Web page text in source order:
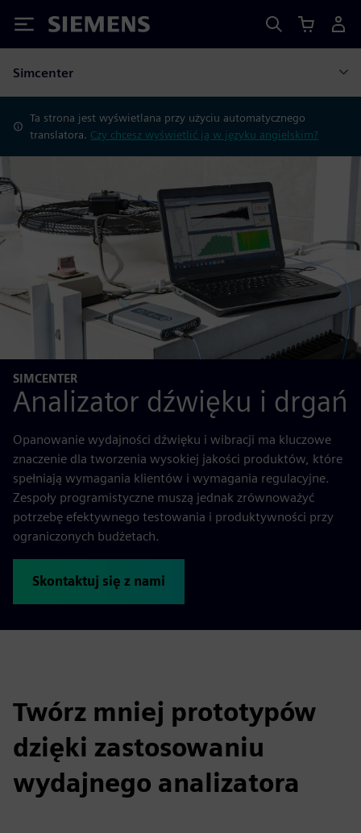
Siemens
Simcenter
Ta strona jest wyświetlana przy użyciu automatycznego
translatora. Czy chcesz wyświetlić ją w języku angielskim?
SIMCENTER
Analizator dźwięku i drgań
Opanowanie wydajności dźwięku i wibracji ma kluczowe
znaczenie dla tworzenia wysokiej jakości produktów, które
spełniają wymagania klientów i wymagania regulacyjne.
Zespoły programistyczne muszą jednak zrównoważyć
potrzebę efektywnego testowania i produktywności przy
ograniczonych budżetach.
Skontaktuj się z nami
Twórz mniej prototypów
dzięki zastosowaniu
wydajnego analizatora